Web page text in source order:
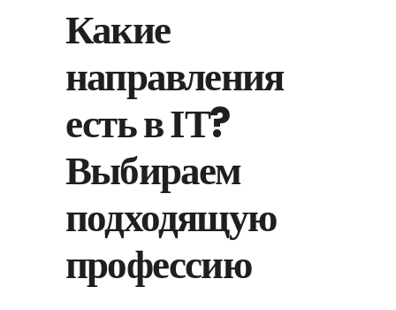
Какие
направления
есть в ІТ?
Выбираем
подходящую
профессию